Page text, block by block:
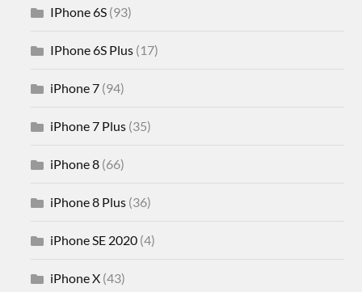
IPhone 6S (93)
IPhone 6S Plus (17)
iPhone 7 (94)
iPhone 7 Plus (35)
iPhone 8 (66)
iPhone 8 Plus (36)
iPhone SE 2020 (4)
iPhone X (43)